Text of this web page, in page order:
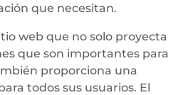
que necesitan.
web que no solo proyecta
que son importantes para
proporciona una
todos sus usuarios. El